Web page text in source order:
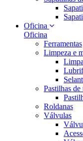
Oficina
Oficina
Ferramentas
Limpeza e
Pastilhas
Roldanas
Válvulas